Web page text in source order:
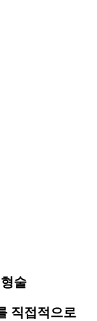
술
직접적으로